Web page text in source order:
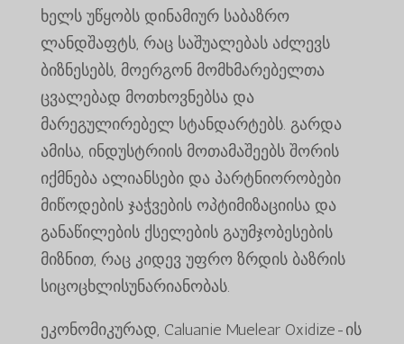
ხელს უწყობს დინამიურ საბაზრო
ლანდშაფტს, რაც საშუალებას აძლევს
ბიზნესებს, მოერგონ მომხმარებელთა
ცვალებად მოთხოვნებსა და
მარეგულირებელ სტანდარტებს. გარდა
ამისა, ინდუსტრიის მოთამაშეებს შორის
იქმნება ალიანსები და პარტნიორობები
მიწოდების ჯაჭვების ოპტიმიზაციისა და
განაწილების ქსელების გაუმჯობესების
მიზნით, რაც კიდევ უფრო ზრდის ბაზრის
სიცოცხლისუნარიანობას.
ეკონომიკურად, Caluanie Muelear Oxidize-ის